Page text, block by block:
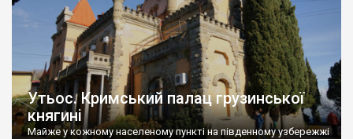
Утьос. Кримський палац грузинської
княгині
Майже у кожному населеному пункті на південному узбережжі